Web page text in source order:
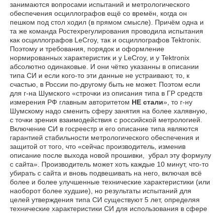
занимаются вопросами испытаний и метрологического
обеспечения осциллографов ещё со времён, когда он
пешком под стол ходил (в прямом смысле). Причём одна и
та же команда Ростехрегулирования проводила испытания
как осциллографов LeCroy, так и осциллографов Tektronix.
Поэтому и требования, порядок и оформление
нормированных характеристик и у LeCroy, и у Tektronix
абсолютно одинаковые. И они чётко указанны в описании
типа СИ и если кого-то эти данные не устраивают, то, к
счастью, в России по-другому быть не может. Поэтом если
для г-на Шумского «строчки из описания типа в ГР средств
измерения РФ главным авторитетом НЕ стали», то г-ну
Шумскому надо сменить сферу занятия на более халявную,
с точки зрения взаимодействия с российской метрологией.
Включение СИ в госреестр и его описание типа являются
гарантией стабильности метрологического обеспечения и
защитой от того, что «сейчас производитель, изменив
описание после выхода новой прошивки, убрал эту формулу
с сайта». Производитель может хоть каждые 10 минут, что-то
убирать с сайта и вновь подвешивать на него, включая всё
более и более улучшенные технические характеристики (или
наоборот более худшие), но результаты испытаний для
целей утверждения типа СИ существуют 5 лет, определяя
технические характеристики СИ для использования в сфере